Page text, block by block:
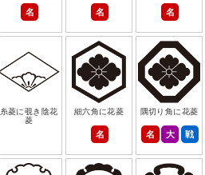
名 名 名
糸菱に覗き陰花
菱
細六角に花菱
名
隅切り角に花菱
名 大 戦